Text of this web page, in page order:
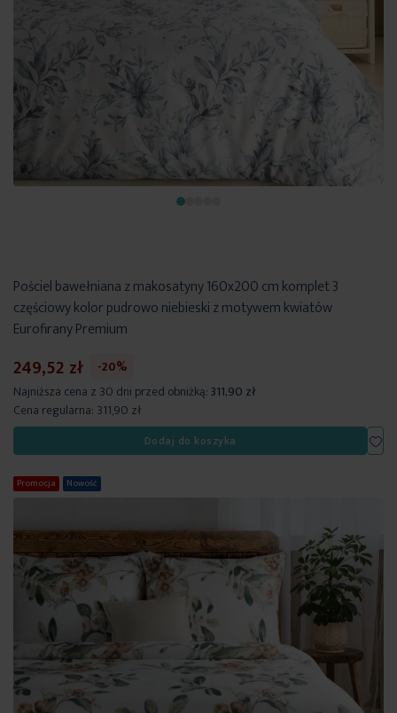
Pościel bawełniana z makosatyny 160x200 cm komplet 3
częściowy kolor pudrowo niebieski z motywem kwiatów
Eurofirany Premium
249,52 zł
-20%
Najniższa cena z 30 dni przed obniżką:311,90 zł
Cena regularna: 311,90 zł
Dodaj do koszyka
Promocja Nowość